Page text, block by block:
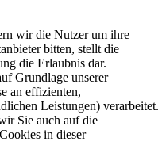
wir die Nutzer um ihre
bitten, stellt die
die Erlaubnis dar.
Grundlage unserer
an effizienten,
Leistungen) verarbeitet.
Sie auch auf die
in dieser